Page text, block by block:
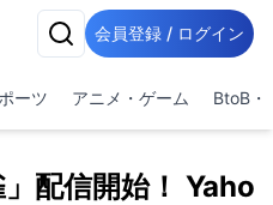
会員登録 / ログイン
ーツ アニメ・ゲーム BtoB・
配信開始！ Yaho